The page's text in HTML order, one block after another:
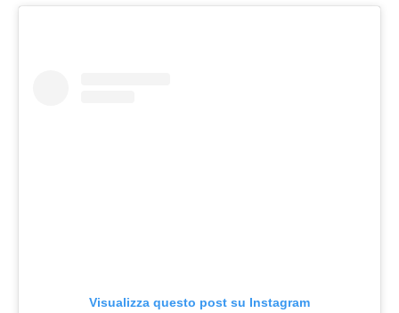
Visualizza questo post su Instagram